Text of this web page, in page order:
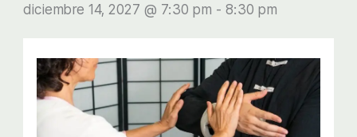
diciembre 14, 2027 @ 7:30 pm - 8:30 pm